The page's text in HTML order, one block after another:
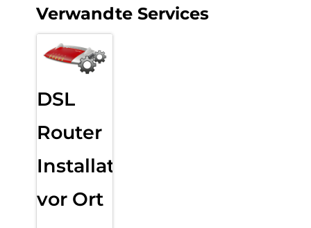
Verwandte Services
DSL
Router
Installation
vor Ort